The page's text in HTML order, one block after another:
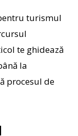
turismul
te ghidează
la
procesul de